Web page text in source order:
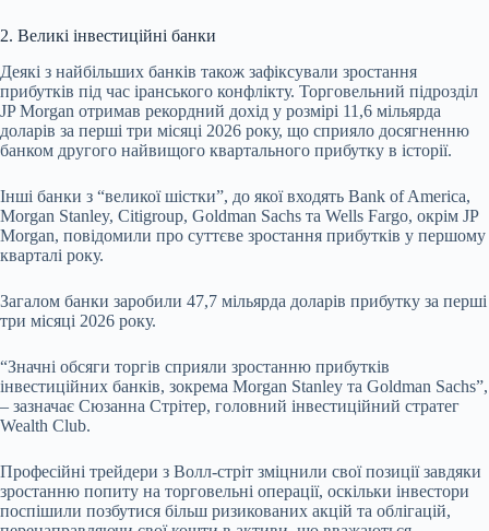
2. Великі інвестиційні банки
Деякі з найбільших банків також зафіксували зростання
прибутків під час іранського конфлікту. Торговельний підрозділ
JP Morgan отримав рекордний дохід у розмірі 11,6 мільярда
доларів за перші три місяці 2026 року, що сприяло досягненню
банком другого найвищого квартального прибутку в історії.
Інші банки з “великої шістки”, до якої входять Bank of America,
Morgan Stanley, Citigroup, Goldman Sachs та Wells Fargo, окрім JP
Morgan, повідомили про суттєве зростання прибутків у першому
кварталі року.
Загалом банки заробили 47,7 мільярда доларів прибутку за перші
три місяці 2026 року.
“Значні обсяги торгів сприяли зростанню прибутків
інвестиційних банків, зокрема Morgan Stanley та Goldman Sachs”,
– зазначає Сюзанна Стрітер, головний інвестиційний стратег
Wealth Club.
Професійні трейдери з Волл-стріт зміцнили свої позиції завдяки
зростанню попиту на торговельні операції, оскільки інвестори
поспішили позбутися більш ризикованих акцій та облігацій,